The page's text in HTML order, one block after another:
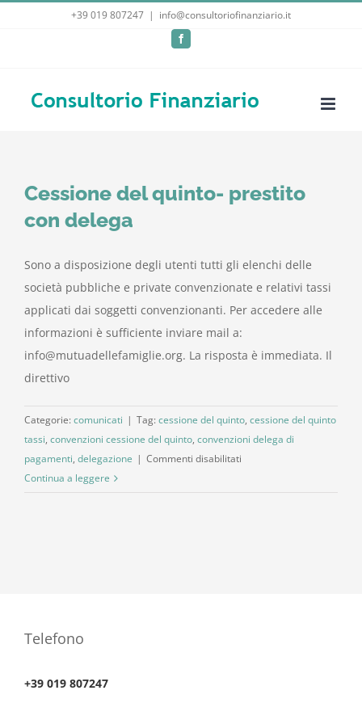
+39 019 807247 | info@consultoriofinanziario.it
Facebook
Cessione del quinto- prestito
con delega
Sono a disposizione degli utenti tutti gli elenchi delle
società pubbliche e private convenzionate e relativi tassi
applicati dai soggetti convenzionanti. Per accedere alle
informazioni è sufficiente inviare mail a:
info@mutuadellefamiglie.org. La risposta è immediata. Il
direttivo
Categorie: comunicati | Tag: cessione del quinto, cessione del quinto
tassi, convenzioni cessione del quinto, convenzioni delega di
pagamenti, delegazione | Commenti disabilitati
Continua a leggere
Telefono
+39 019 807247